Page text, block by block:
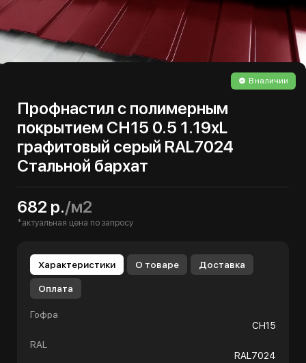
В наличии
Профнастил с полимерным
покрытием СН15 0.5 1.19хL
графитовый серый RAL7024
Стальной бархат
682 р./м2
*актуальная цена по запросу
Характеристики О товаре Доставка
Оплата
Гофра
СН15
RAL
RAL7024